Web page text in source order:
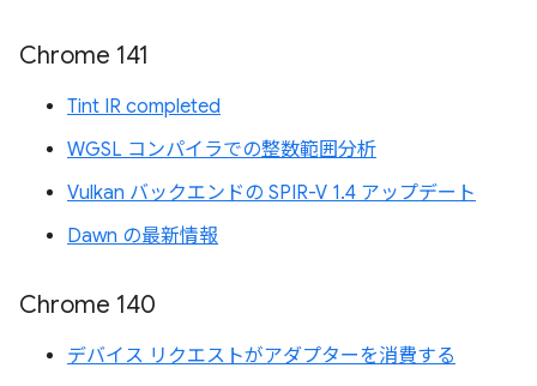
Chrome 141
Tint IR completed
WGSL コンパイラでの整数範囲分析
Vulkan バックエンドの SPIR-V 1.4 アップデート
Dawn の最新情報
Chrome 140
デバイス リクエストがアダプターを消費する